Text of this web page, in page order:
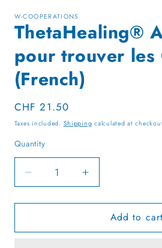
1
modal
W-COOPERATIONS
ThetaHealing®
pour trouver les
(French)
Regular
price
CHF 21.50
Taxes included. Shipping calculated at
Quantity
Quantity
Decrease
quantity
for
Approfondir
Increase
quantity
for
ThetaHealing®
Approfondir
Add to cart